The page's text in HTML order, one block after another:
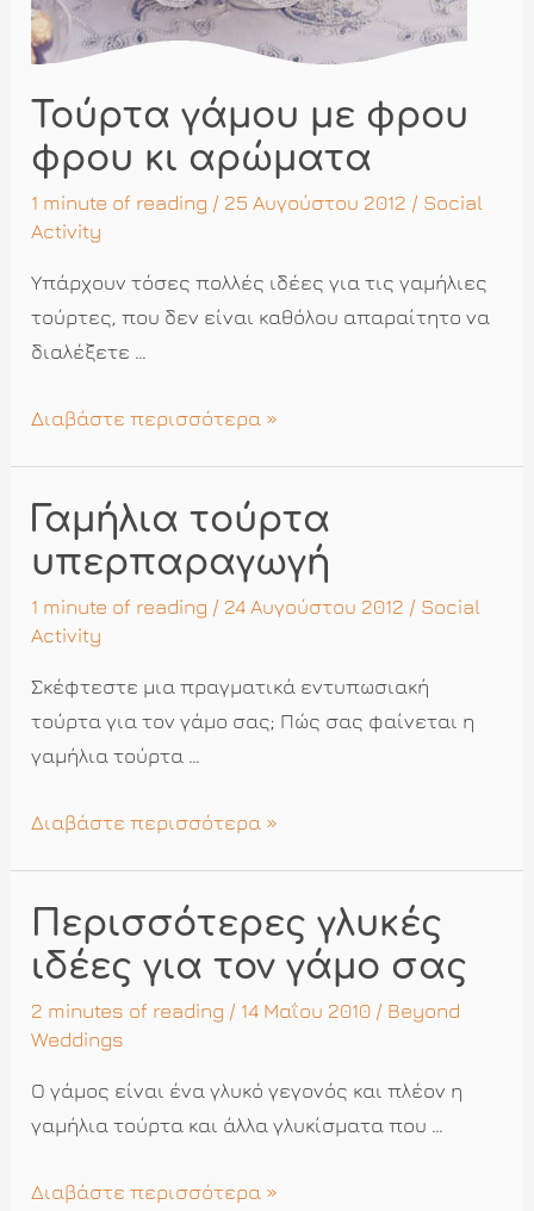
Τούρτα γάμου με φρου
φρου κι αρώματα
1 minute of reading / 25 Αυγούστου 2012 / Social
Activity
Υπάρχουν τόσες πολλές ιδέες για τις γαμήλιες
τούρτες, που δεν είναι καθόλου απαραίτητο να
διαλέξετε …
Τούρτα
φρου
φρου
αρώματα
Διαβάστε περισσότερα »
Γαμήλια τούρτα
υπερπαραγωγή
1 minute of reading / 24 Αυγούστου 2012 / Social
Activity
Σκέφτεστε μια πραγματικά εντυπωσιακή
τούρτα για τον γάμο σας; Πώς σας φαίνεται η
γαμήλια τούρτα …
Γαμήλια
Διαβάστε περισσότερα »
Περισσότερες γλυκές
ιδέες για τον γάμο σας
2 minutes of reading / 14 Μαΐου 2010 / Beyond
Weddings
Ο γάμος είναι ένα γλυκό γεγονός και πλέον η
γαμήλια τούρτα και άλλα γλυκίσματα που …
Περισσότερες
Διαβάστε περισσότερα »